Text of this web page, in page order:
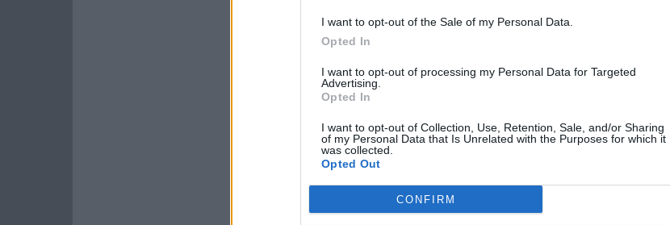
I want to opt-out of the Sale of my Personal Data.
Opted In
I want to opt-out of processing my Personal Data for Targeted
Advertising.
Opted In
I want to opt-out of Collection, Use, Retention, Sale, and/or Sharing
of my Personal Data that Is Unrelated with the Purposes for which it
was collected.
Opted Out
CONFIRM